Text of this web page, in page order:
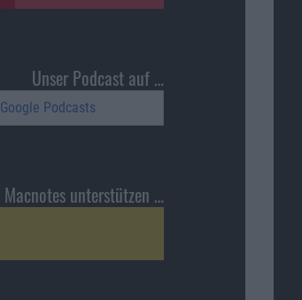
Unser Podcast auf …
Google Podcasts
Macnotes unterstützen …